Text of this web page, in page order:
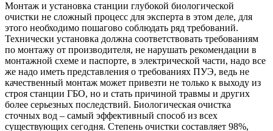
Монтаж и установка станции глубокой биологической
очистки не сложный процесс для эксперта в этом деле, для
этого необходимо пошагово соблюдать ряд требований.
Технически установка должна соответствовать требованиям
по монтажу от производителя, не нарушать рекомендации в
монтажной схеме и паспорте, в электрической части, надо все
же надо иметь представления о требованиях ПУЭ, ведь не
качественный монтаж может привезти не только к выходу из
строя станции ГБО, но и стать причиной травмы и других
более серьезных последствий. Биологическая очистка
сточных вод – самый эффективный способ из всех
существующих сегодня. Степень очистки составляет 98%,